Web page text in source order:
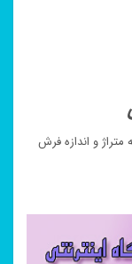
و اندازه فرش